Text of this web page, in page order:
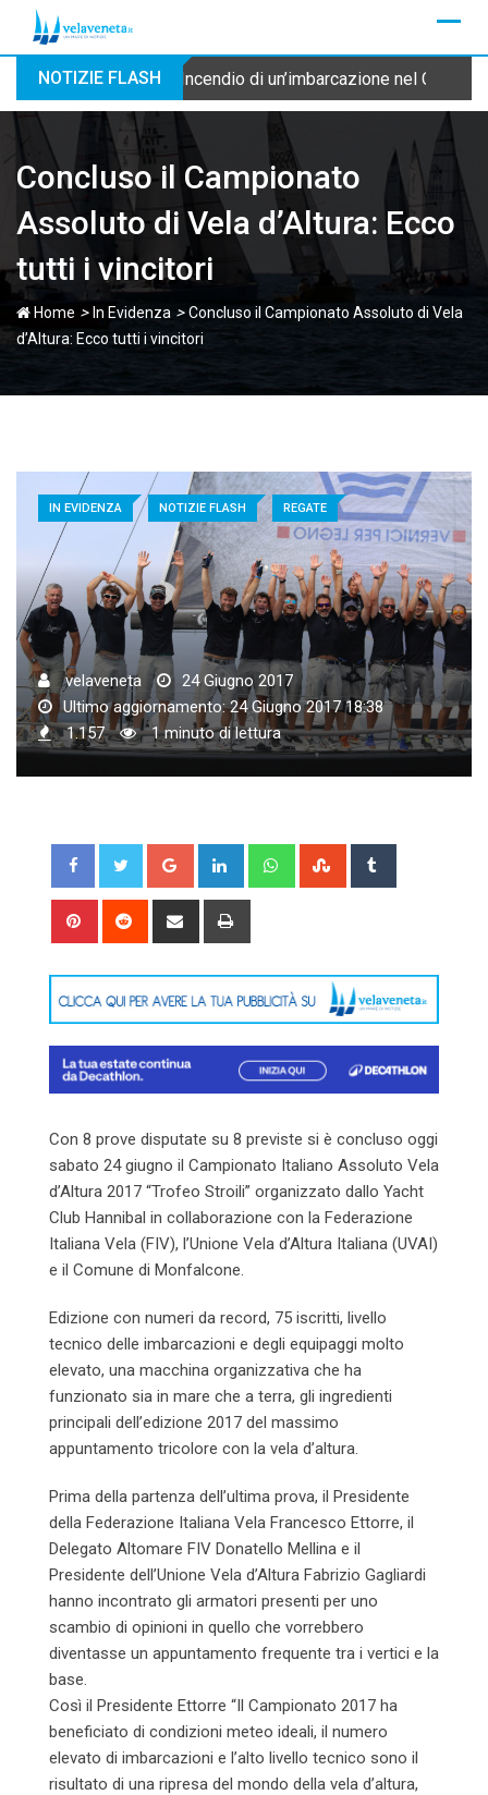
NOTIZIE FLASH Incendio di un’imbarcazione nel Canale
Concluso il Campionato
Assoluto di Vela d’Altura: Ecco
tutti i vincitori
Home > In Evidenza >Concluso il Campionato Assoluto di Vela
d’Altura: Ecco tutti i vincitori
IN EVIDENZA NOTIZIE FLASH REGATE
velaveneta
24 Giugno 2017
Ultimo aggiornamento: 24 Giugno 2017 18:38
1.157
1 minuto di lettura
Google+ LinkedIn WhatsappStumbleUpon
Pinterest Reddit
Share
Con 8 prove disputate su 8 previste si è concluso oggi
sabato 24 giugno il Campionato Italiano Assoluto Vela
d’Altura 2017 “Trofeo Stroili” organizzato dallo Yacht
Club Hannibal in collaborazione con la Federazione
Italiana Vela (FIV), l’Unione Vela d’Altura Italiana (UVAI)
e il Comune di Monfalcone.
Edizione con numeri da record, 75 iscritti, livello
tecnico delle imbarcazioni e degli equipaggi molto
elevato, una macchina organizzativa che ha
funzionato sia in mare che a terra, gli ingredienti
principali dell’edizione 2017 del massimo
appuntamento tricolore con la vela d’altura.
Prima della partenza dell’ultima prova, il Presidente
della Federazione Italiana Vela Francesco Ettorre, il
Delegato Altomare FIV Donatello Mellina e il
Presidente dell’Unione Vela d’Altura Fabrizio Gagliardi
hanno incontrato gli armatori presenti per uno
scambio di opinioni in quello che vorrebbero
diventasse un appuntamento frequente tra i vertici e la
base.
Così il Presidente Ettorre “Il Campionato 2017 ha
beneficiato di condizioni meteo ideali, il numero
elevato di imbarcazioni e l’alto livello tecnico sono il
risultato di una ripresa del mondo della vela d’altura,